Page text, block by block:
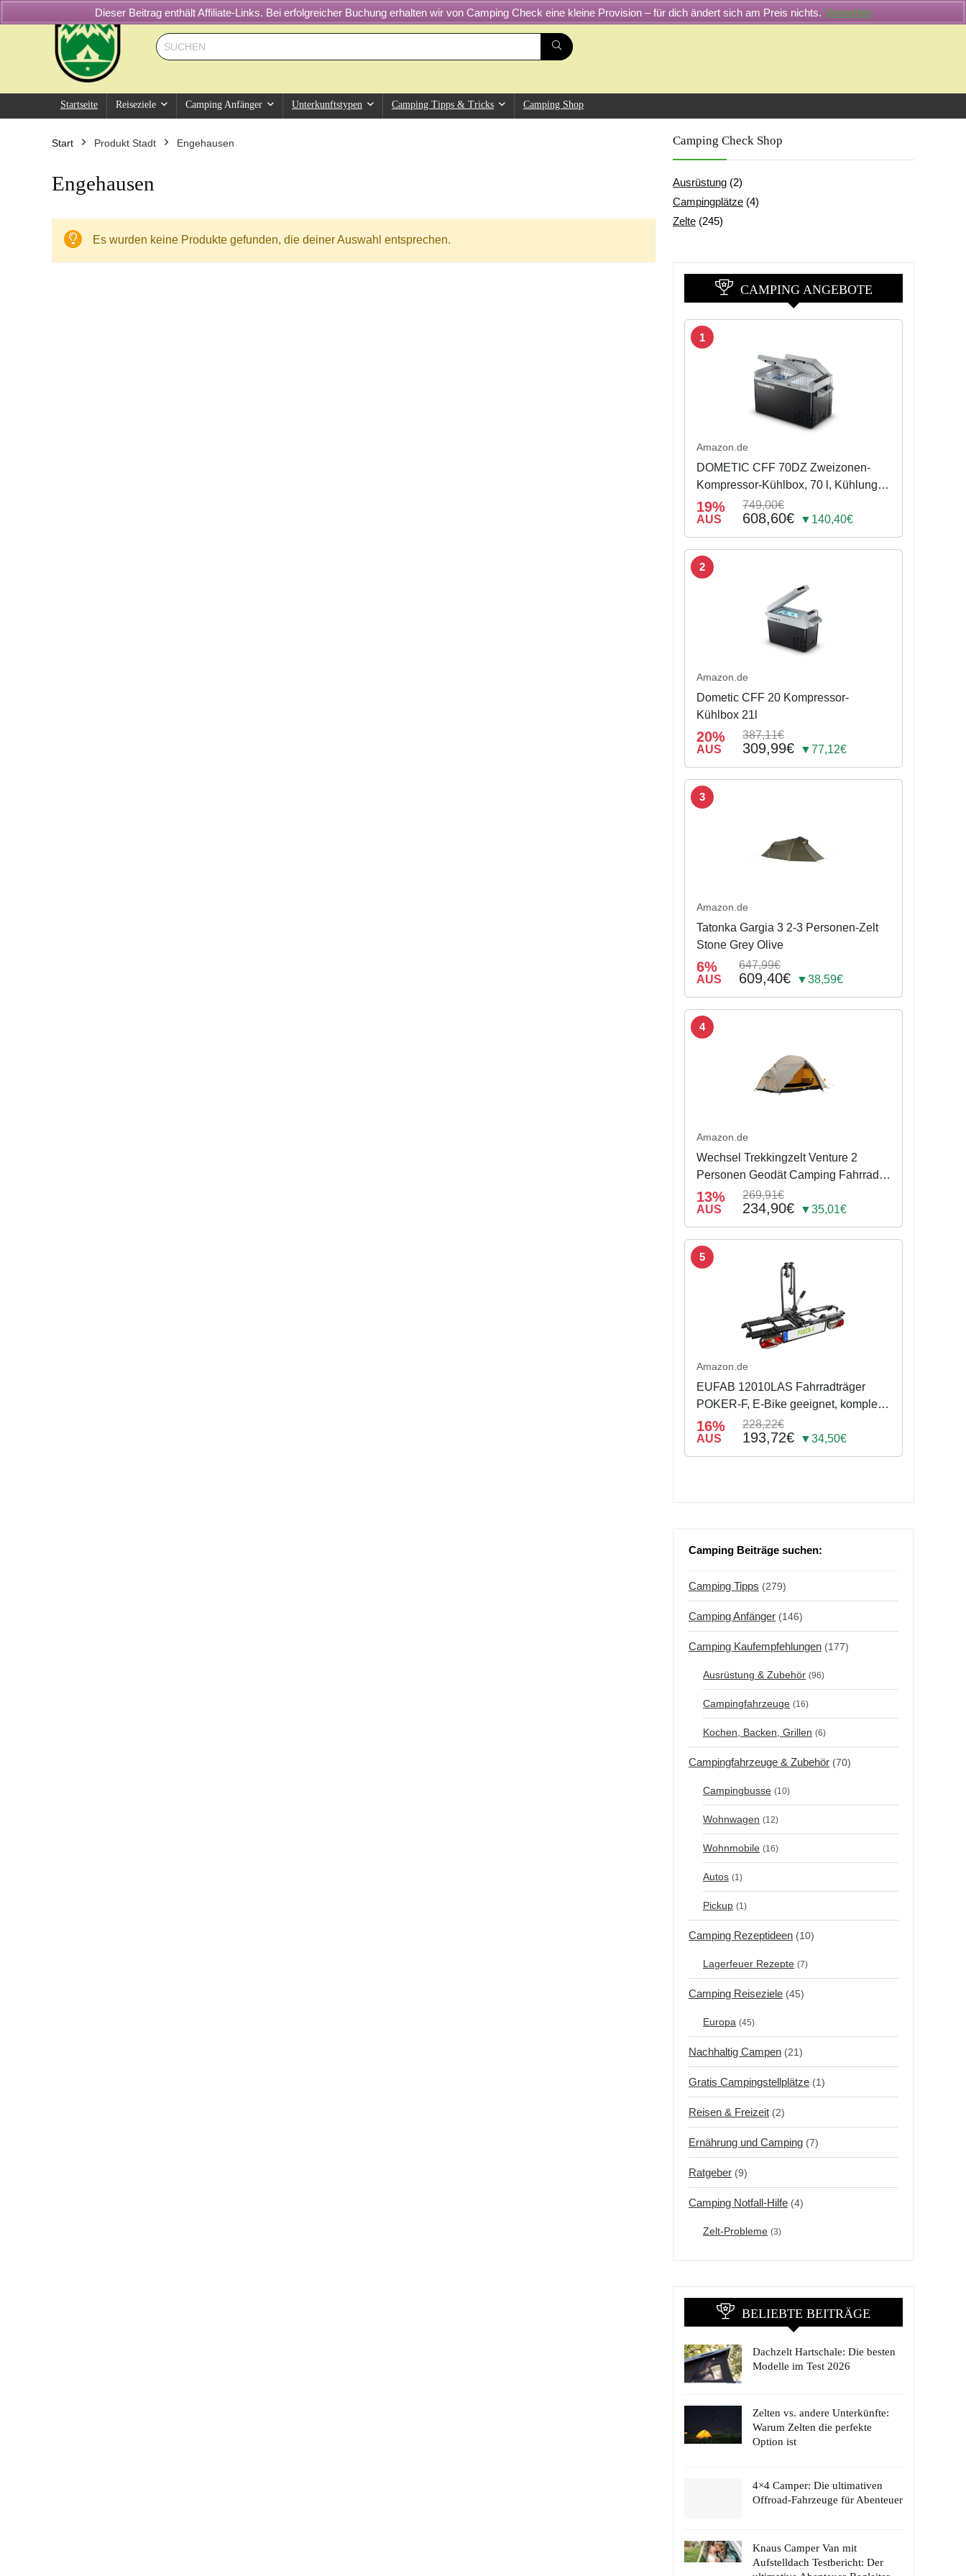
Dieser Beitrag enthält Affiliate-Links. Bei erfolgreicher Buchung erhalten wir von Camping Check eine kleine Provision – für dich ändert sich am Preis nichts. Verwerfen
Startseite Reiseziele Camping Anfänger Unterkunftstypen Camping Tipps & Tricks Camping Shop
Start Produkt Stadt Engehausen
Engehausen
Es wurden keine Produkte gefunden, die deiner Auswahl entsprechen.
Camping Check Shop
Ausrüstung (2)
Campingplätze (4)
Zelte (245)
CAMPING ANGEBOTE
1
Amazon.de
DOMETIC CFF 70DZ Zweizonen-
Kompressor-Kühlbox, 70 l, Kühlung
bis -18 °C, mit Batterieschutz
19%
AUS
749,00€
608,60€ ▼140,40€
2
Amazon.de
Dometic CFF 20 Kompressor-
Kühlbox 21l
20%
AUS
387,11€
309,99€ ▼77,12€
3
Amazon.de
Tatonka Gargia 3 2-3 Personen-Zelt
Stone Grey Olive
6%
AUS
647,99€
609,40€ ▼38,59€
4
Amazon.de
Wechsel Trekkingzelt Venture 2
Personen Geodät Camping Fahrrad
Zelt Biwak 2,6 kg
13%
AUS
269,91€
234,90€ ▼35,01€
5
Amazon.de
EUFAB 12010LAS Fahrradträger
POKER-F, E-Bike geeignet, komplett
vormontiert, Diebstahlschutz, für 2
Fahrräder, für Anhängerkupplung,
Schwarz, 142 x 70 x 58 cm
16%
AUS
228,22€
193,72€ ▼34,50€
Camping Beiträge suchen:
Camping Tipps (279)
Camping Anfänger (146)
Camping Kaufempfehlungen (177)
Ausrüstung & Zubehör (96)
Campingfahrzeuge (16)
Kochen, Backen, Grillen (6)
Campingfahrzeuge & Zubehör (70)
Campingbusse (10)
Wohnwagen (12)
Wohnmobile (16)
Autos (1)
Pickup (1)
Camping Rezeptideen (10)
Lagerfeuer Rezepte (7)
Camping Reiseziele (45)
Europa (45)
Nachhaltig Campen (21)
Gratis Campingstellplätze (1)
Reisen & Freizeit (2)
Ernährung und Camping (7)
Ratgeber (9)
Camping Notfall-Hilfe (4)
Zelt-Probleme (3)
BELIEBTE BEITRÄGE
Dachzelt Hartschale: Die besten
Modelle im Test 2026
Zelten vs. andere Unterkünfte:
Warum Zelten die perfekte
Option ist
4×4 Camper: Die ultimativen
Offroad-Fahrzeuge für Abenteuer
Knaus Camper Van mit
Aufstelldach Testbericht: Der